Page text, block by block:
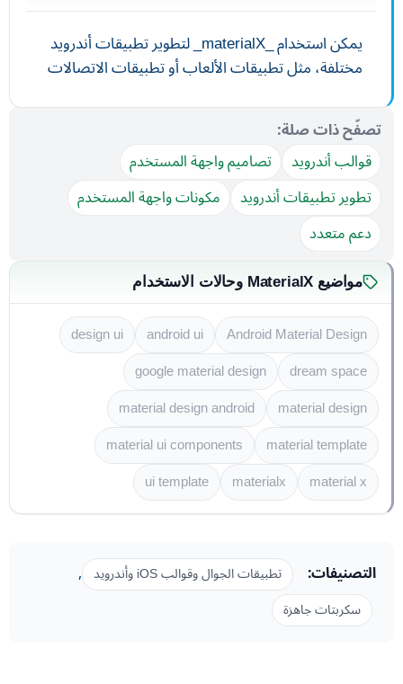
يمكن استخدام _materialX_ لتطوير تطبيقات أندرويد
مختلفة، مثل تطبيقات الألعاب أو تطبيقات الاتصالات
تصفّح ذات صلة:
قوالب أندرويد
تصاميم واجهة المستخدم
تطوير تطبيقات أندرويد
مكونات واجهة المستخدم
دعم متعدد
مواضيع MaterialX وحالات الاستخدام
Android Material Design
android ui
design ui
dream space
google material design
material design
material design android
material template
material ui components
material x
materialx
ui template
التصنيفات: تطبيقات الجوال وقوالب iOS وأندرويد ,
سكربتات جاهزة